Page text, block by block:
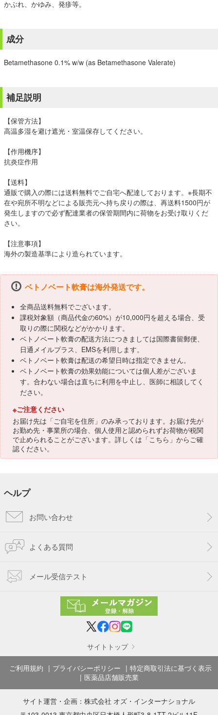
かぶれ、かゆみ、発疹等。
成分
Betamethasone 0.1% w/w (as Betamethasone Valerate)
補足説明
【保管方法】
高温多湿を避け遮光・室温保存してください。
【作用機序】
抗炎症作用
【送料】
通販で購入の際には送料無料でご自宅へ配達しております。※長期不
在や宛所不明などによる販売元へ持ち戻りの際は、再送料1500円が
発生しますので必ず配達業者の保管期間内に荷物をお受け取りくだ
さい。
【注意事項】
海外の製造基準により造られています。
ベトノベート軟膏は海外発送です。
全商品送料無料でございます。
課税対象額（商品代金の60%）が10,000円を超える場合、受
取りの際に関税などがかかります。
ベトノベート軟膏の配送方法につきましては国際書留郵便、
日通メイルプラス、EMSを利用します。
ベトノベート軟膏は配送の希望日時は指定できません。
ベトノベート軟膏の効果効能については個人差がございま
す。合わない場合は直ちに利用を中止し、医師に相談してく
ださい。
※ご注意ください
お届け先は「ご自宅を住所」のみ承っております。お届け先が
お勤め先・事業所の場合、個人使用と認められずお荷物が税関
で止められることがございます。詳しくは「こちら 」からご確
認ください。
ヘルプ
お問い合わせ
よくある質問
メール受信テスト
サイトトップ
ご利用規約 プライバシーポリシー
特定商取引法に基づく表示
医薬品店舗販売業
サイト運営・企画： 株式会社 オズ・インターナショナル